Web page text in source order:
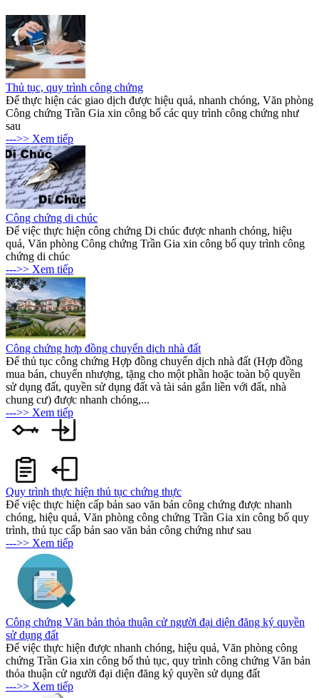
Thủ tục, quy trình công chứng
Để thực hiện các giao dịch được hiệu quả, nhanh chóng, Văn phòng
Công chứng Trần Gia xin công bố các quy trình công chứng như
sau
--->> Xem tiếp
Công chứng di chúc
Để việc thực hiện công chứng Di chúc được nhanh chóng, hiệu
quả, Văn phòng Công chứng Trần Gia xin công bố quy trình công
chứng di chúc
--->> Xem tiếp
Công chứng hợp đồng chuyển dịch nhà đất
Để thủ tục công chứng Hợp đồng chuyển dịch nhà đất (Hợp đồng
mua bán, chuyển nhượng, tặng cho một phần hoặc toàn bộ quyền
sử dụng đất, quyền sử dụng đất và tài sản gắn liền với đất, nhà
chung cư) được nhanh chóng,...
--->> Xem tiếp
Quy trình thực hiện thủ tục chứng thực
Để việc thực hiện cấp bản sao văn bản công chứng được nhanh
chóng, hiệu quả, Văn phòng công chứng Trần Gia xin công bố quy
trình, thủ tục cấp bản sao văn bản công chứng như sau
--->> Xem tiếp
Công chứng Văn bản thỏa thuận cử người đại diện đăng ký quyền
sử dụng đất
Để việc thực hiện được nhanh chóng, hiệu quả, Văn phòng công
chứng Trần Gia xin công bố thủ tục, quy trình công chứng Văn bản
thỏa thuận cử người đại diện đăng ký quyền sử dụng đất
--->> Xem tiếp